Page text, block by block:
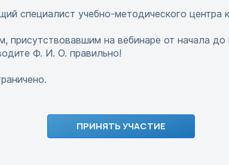
специалист учебно-методического центра
присутствовавшим на вебинаре от начала
Ф. И. О. правильно!
ПРИНЯТЬ УЧАСТИЕ